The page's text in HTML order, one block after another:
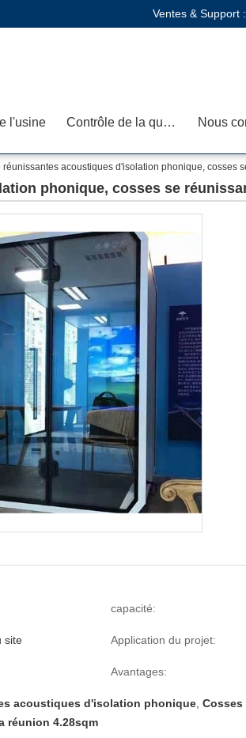
Ventes & Support :
l'usine Contrôle de la qualité Nous
réunissantes acoustiques d'isolation phonique, cosses
phonique, cosses se
capacité:
site Application du projet:
Avantages:
acoustiques d'isolation phonique
réunion 4.28sqm